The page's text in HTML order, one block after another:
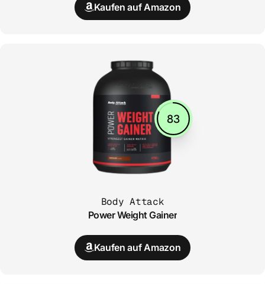
Kaufen auf Amazon
83
Body Attack
Power Weight Gainer
Kaufen auf Amazon